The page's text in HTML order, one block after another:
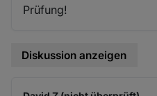
Prüfung!
Diskussion anzeigen